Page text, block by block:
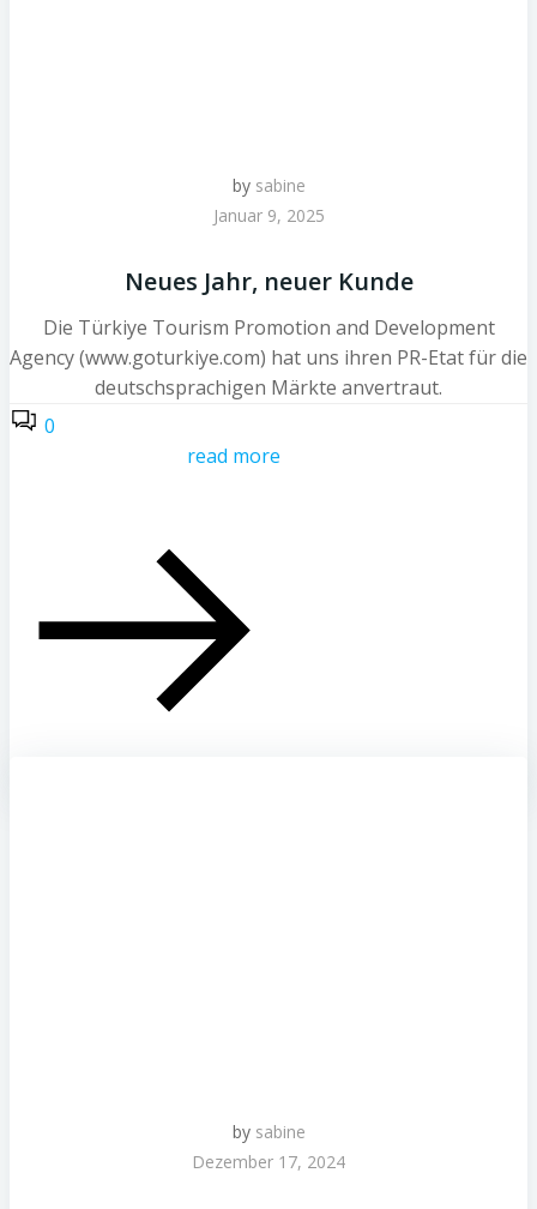
by sabine
Januar 9, 2025
Neues Jahr, neuer Kunde
Die Türkiye Tourism Promotion and Development
Agency (www.goturkiye.com) hat uns ihren PR-Etat für die
deutschsprachigen Märkte anvertraut.
0
read more
by sabine
Dezember 17, 2024